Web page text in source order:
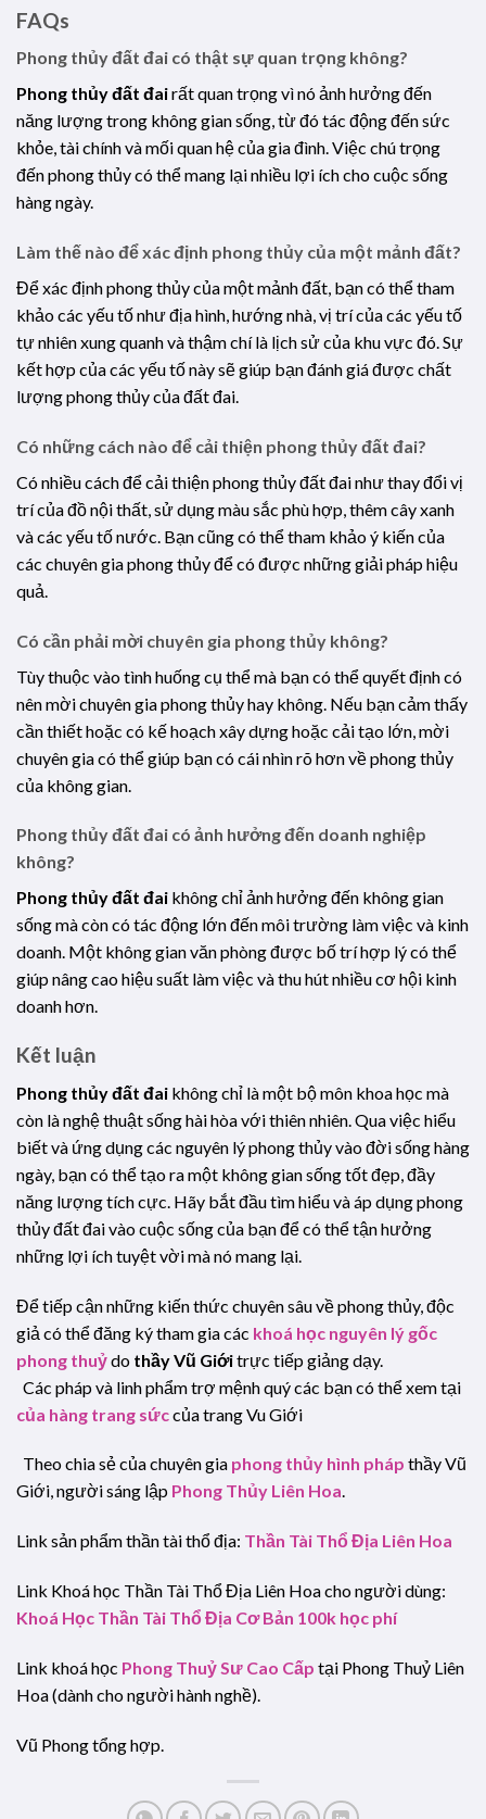
FAQs
Phong thủy đất đai có thật sự quan trọng không?
Phong thủy đất đairất quan trọng vì nó ảnh hưởng đến
năng lượng trong không gian sống, từ đó tác động đến sức
khỏe, tài chính và mối quan hệ của gia đình. Việc chú trọng
đến phong thủy có thể mang lại nhiều lợi ích cho cuộc sống
hàng ngày.
Làm thế nào để xác định phong thủy của một mảnh đất?
Để xác định phong thủy của một mảnh đất, bạn có thể tham
khảo các yếu tố như địa hình, hướng nhà, vị trí của các yếu tố
tự nhiên xung quanh và thậm chí là lịch sử của khu vực đó. Sự
kết hợp của các yếu tố này sẽ giúp bạn đánh giá được chất
lượng phong thủy của đất đai.
Có những cách nào để cải thiện phong thủy đất đai?
Có nhiều cách để cải thiện phong thủy đất đai như thay đổi vị
trí của đồ nội thất, sử dụng màu sắc phù hợp, thêm cây xanh
và các yếu tố nước. Bạn cũng có thể tham khảo ý kiến của
các chuyên gia phong thủy để có được những giải pháp hiệu
quả.
Có cần phải mời chuyên gia phong thủy không?
Tùy thuộc vào tình huống cụ thể mà bạn có thể quyết định có
nên mời chuyên gia phong thủy hay không. Nếu bạn cảm thấy
cần thiết hoặc có kế hoạch xây dựng hoặc cải tạo lớn, mời
chuyên gia có thể giúp bạn có cái nhìn rõ hơn về phong thủy
của không gian.
Phong thủy đất đai có ảnh hưởng đến doanh nghiệp
không?
Phong thủy đất đai không chỉ ảnh hưởng đến không gian
sống mà còn có tác động lớn đến môi trường làm việc và kinh
doanh. Một không gian văn phòng được bố trí hợp lý có thể
giúp nâng cao hiệu suất làm việc và thu hút nhiều cơ hội kinh
doanh hơn.
Kết luận
Phong thủy đất đai không chỉ là một bộ môn khoa học mà
còn là nghệ thuật sống hài hòa với thiên nhiên. Qua việc hiểu
biết và ứng dụng các nguyên lý phong thủy vào đời sống hàng
ngày, bạn có thể tạo ra một không gian sống tốt đẹp, đầy
năng lượng tích cực. Hãy bắt đầu tìm hiểu và áp dụng phong
thủy đất đai vào cuộc sống của bạn để có thể tận hưởng
những lợi ích tuyệt vời mà nó mang lại.
Để tiếp cận những kiến thức chuyên sâu về phong thủy, độc
giả có thể đăng ký tham gia các khoá học nguyên lý gốc
phong thuỷdo thầy Vũ Giớitrực tiếp giảng dạy.
Các pháp và linh phẩm trợ mệnh quý các bạn có thể xem tại
của hàng trang sứccủa trang Vu Giới
Theo chia sẻ của chuyên gia phong thủy hình pháp thầy Vũ
Giới, người sáng lập Phong Thủy Liên Hoa.
Link sản phẩm thần tài thổ địa: Thần Tài Thổ Địa Liên Hoa
Link Khoá học Thần Tài Thổ Địa Liên Hoa cho người dùng:
Khoá Học Thần Tài Thổ Địa Cơ Bản 100k học phí
Link khoá học Phong Thuỷ Sư Cao Cấp tại Phong Thuỷ Liên
Hoa (dành cho người hành nghề).
Vũ Phong tổng hợp.